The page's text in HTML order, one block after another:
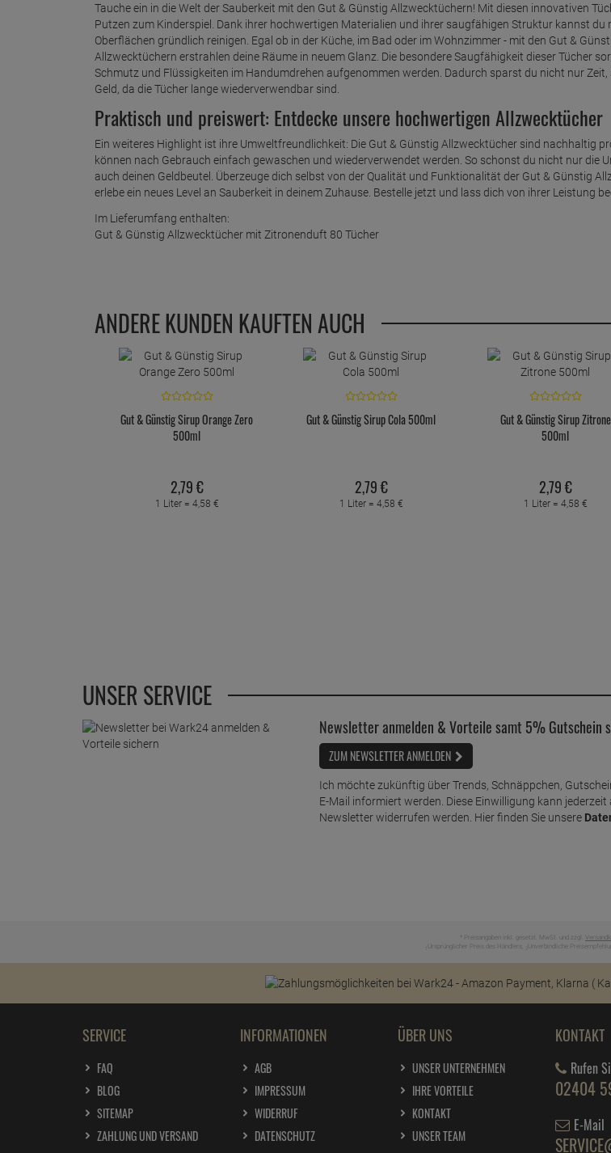
Tauche ein in die Welt der Sauberkeit mit den Gut & Günstig Allzwecktüchern! Mit diesen innovativen
Putzen zum Kinderspiel. Dank ihrer hochwertigen Materialien und ihrer saugfähigen Struktur kannst du
Oberflächen gründlich reinigen. Egal ob in der Küche, im Bad oder im Wohnzimmer - mit den Gut &
Allzwecktüchern erstrahlen deine Räume in neuem Glanz. Die besondere Saugfähigkeit dieser Tücher
Schmutz und Flüssigkeiten im Handumdrehen aufgenommen werden. Dadurch sparst du nicht nur Zeit,
Geld, da die Tücher lange wiederverwendbar sind.
Praktisch und preiswert: Entdecke unsere hochwertigen Allzwecktücher
Ein weiteres Highlight ist ihre Umweltfreundlichkeit: Die Gut & Günstig Allzwecktücher sind nachhaltig
können nach Gebrauch einfach gewaschen und wiederverwendet werden. So schonst du nicht nur die
auch deinen Geldbeutel. Überzeuge dich selbst von der Qualität und Funktionalität der Gut & Günstig
erlebe ein neues Level an Sauberkeit in deinem Zuhause. Bestelle jetzt und lass dich von ihrer Leistung
Im Lieferumfang enthalten:
Gut & Günstig Allzwecktücher mit Zitronenduft 80 Tücher
ANDERE KUNDEN KAUFTEN AUCH
Gut & Günstig Sirup Orange Zero
500ml
2,79€
1 Liter = 4,58 €
Gut & Günstig Sirup Cola 500ml
2,79€
1 Liter = 4,58 €
Gut & Günstig Sirup Zitrone
500ml
2,79€
1 Liter = 4,58 €
UNSER SERVICE
Newsletter anmelden & Vorteile samt 5% Gutschein
ZUM NEWSLETTER ANMELDEN
Ich möchte zukünftig über Trends, Schnäppchen,
E-Mail informiert werden. Diese Einwilligung kann jederzeit
Newsletter widerrufen werden. Hier finden Sie unsere
* Preisangaben inkl. gesetzl. MwSt. und zzgl.
Ursprünglicher Preis des Händlers, Unverbindliche
SERVICE
FAQ
BLOG
SITEMAP
ZAHLUNG UND VERSAND
INFORMATIONEN
AGB
IMPRESSUM
WIDERRUF
DATENSCHUTZ
ÜBER UNS
UNSER UNTERNEHMEN
IHRE VORTEILE
KONTAKT
UNSER TEAM
KONTAKT
Rufen
02404
E-Mail